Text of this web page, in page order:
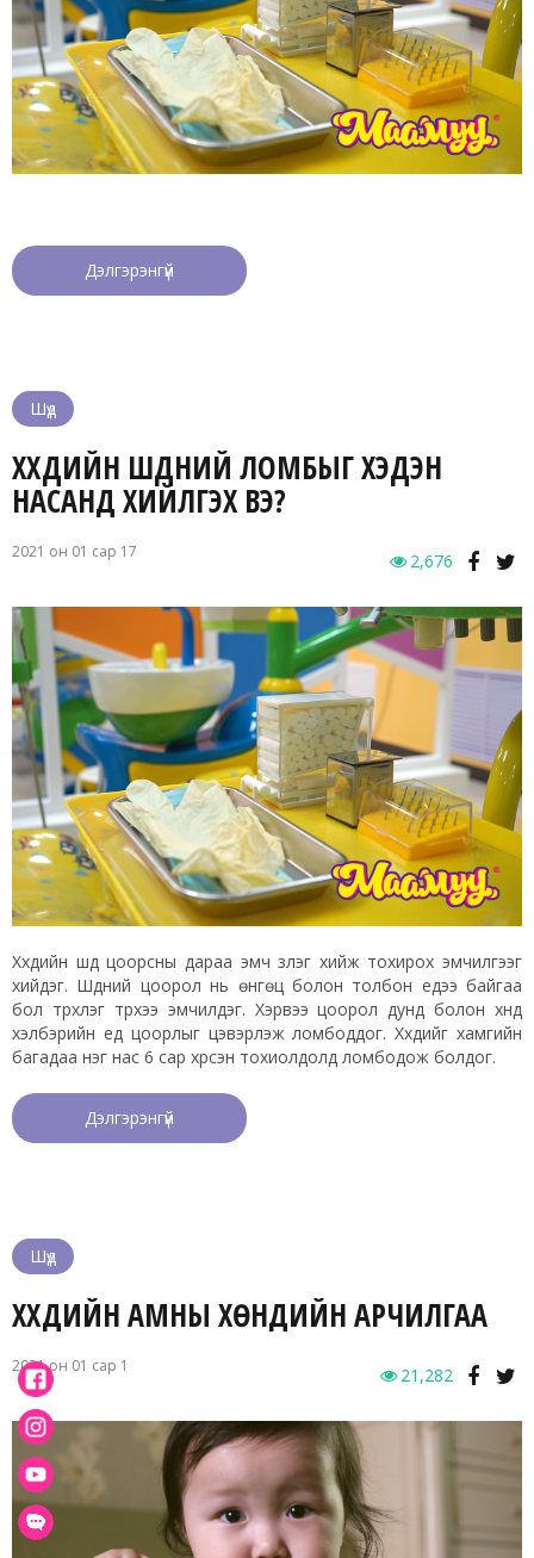
Дэлгэрэнгүй
Шүд
ХҮҮХДИЙН ШҮДНИЙ ЛОМБЫГ ХЭДЭН
НАСАНД ХИЙЛГЭХ ВЭ?
2021 он 01 сар 17 2,676
Хүүхдийн шүд цоорсны дараа эмч үзлэг хийж тохирох эмчилгээг
хийдэг. Шүдний цоорол нь өнгөц болон толбон үедээ байгаа
бол түрхлэг түрхээ эмчилдэг. Хэрвээ цоорол дунд болон хүнд
хэлбэрийн үед цоорлыг цэвэрлэж ломбоддог. Хүүхдийг хамгийн
багадаа нэг нас 6 сар хүрсэн тохиолдолд ломбодож болдог.
Дэлгэрэнгүй
Шүд
ХҮҮХДИЙН АМНЫ ХӨНДИЙН АРЧИЛГАА
2021 он 01 сар 1 21,282